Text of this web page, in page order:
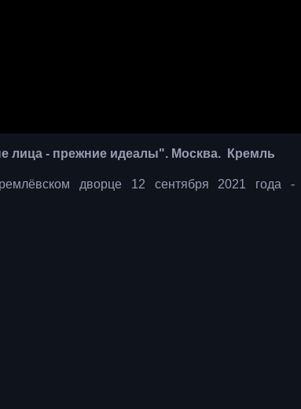
лица - прежние идеалы". Москва. Кремль
дворце 12 сентября 2021 года -